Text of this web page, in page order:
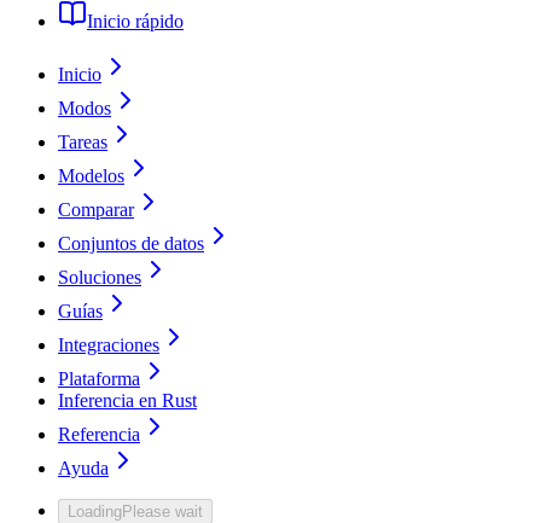
Inicio rápido
Inicio
Modos
Tareas
Modelos
Comparar
Conjuntos de datos
Soluciones
Guías
Integraciones
Plataforma
Inferencia en Rust
Referencia
Ayuda
LoadingPlease wait